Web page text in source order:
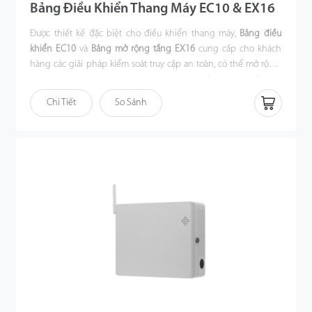
Bảng Điều Khiển Thang Máy EC10 & EX16
Được thiết kế đặc biệt cho điều khiển thang máy, Bảng điều
khiển EC10 và Bảng mở rộng tầng EX16 cung cấp cho khách
hàng các giải pháp kiểm soát truy cập an toàn, có thể mở rộng,
thể bị hạn chế trên nhiều thông tin đăng nhập khác nhau của
người dùng bao gồm vân tay, thẻ hoặc mật khẩu. Lịch trình thời
Chi Tiết So Sánh